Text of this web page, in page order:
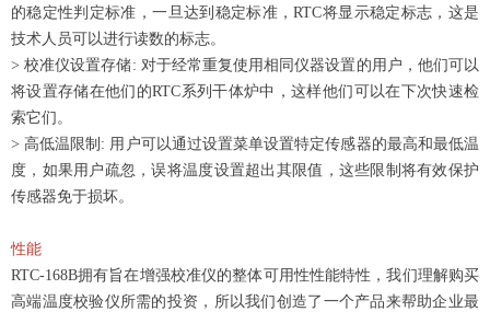
的稳定性判定标准，一旦达到稳定标准，RTC将显示稳定标志，这是
技术人员可以进行读数的标志。
> 校准仪设置存储: 对于经常重复使用相同仪器设置的用户，他们可以
将设置存储在他们的RTC系列干体炉中，这样他们可以在下次快速检
索它们。
> 高低温限制: 用户可以通过设置菜单设置特定传感器的最高和最低温
度，如果用户疏忽，误将温度设置超出其限值，这些限制将有效保护
传感器免于损坏。
性能
RTC-168B拥有旨在增强校准仪的整体可用性性能特性，我们理解购买
高端温度校验仪所需的投资，所以我们创造了一个产品来帮助企业最